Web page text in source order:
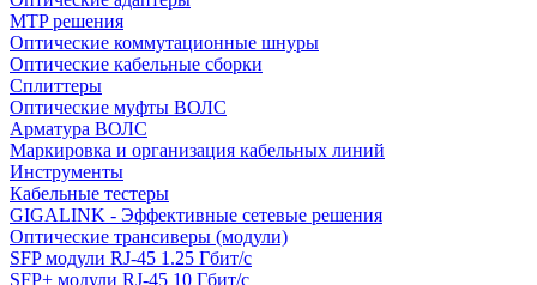
MTP решения
Оптические коммутационные шнуры
Оптические кабельные сборки
Сплиттеры
Оптические муфты ВОЛС
Арматура ВОЛС
Маркировка и организация кабельных линий
Инструменты
Кабельные тестеры
GIGALINK - Эффективные сетевые решения
Оптические трансиверы (модули)
SFP модули RJ-45 1.25 Гбит/c
SFP+ модули RJ-45 10 Гбит/c